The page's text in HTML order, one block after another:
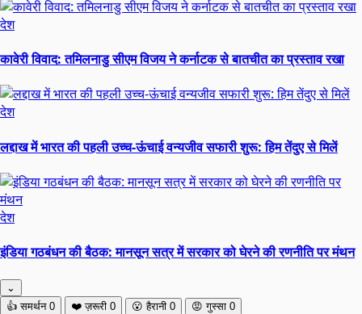
देश
कावेरी विवाद: तमिलनाडु सीएम विजय ने कर्नाटक से बातचीत का प्रस्ताव रखा
देश
लद्दाख में भारत की पहली उच्च-ऊंचाई वन्यजीव सफारी शुरू: हिम तेंदुए से मिलें
देश
इंडिया गठबंधन की बैठक: मानसून सत्र में सरकार को घेरने की रणनीति पर मंथन
⌄
👍 समर्थन 0 ❤️ ज़रूरी 0 😮 हैरानी 0 😡 गुस्सा 0